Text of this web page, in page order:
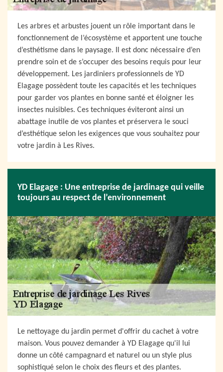
Les arbres et arbustes jouent un rôle important dans le
fonctionnement de l’écosystème et apportent une touche
d’esthétisme dans le paysage. Il est donc nécessaire d’en
prendre soin et de s’occuper des besoins requis pour leur
développement. Les jardiniers professionnels de YD
Elagage possèdent toute les capacités et les techniques
pour garder vos plantes en bonne santé et éloigner les
insectes nuisibles. Ces techniques éviteront ainsi un
abattage inutile de vos plantes et préservera le souci
d’esthétique selon les exigences que vous souhaitez pour
votre jardin à Les Rives.
YD Elagage : Une entreprise de jardinage qui veille
toujours au respect de l’environnement
Le nettoyage du jardin permet d'offrir du cachet à votre
maison. Vous pouvez demander à YD Elagage qu'il lui
donne un côté campagnard et naturel ou un style plus
sophistiqué selon le choix des fleurs et des plantes.